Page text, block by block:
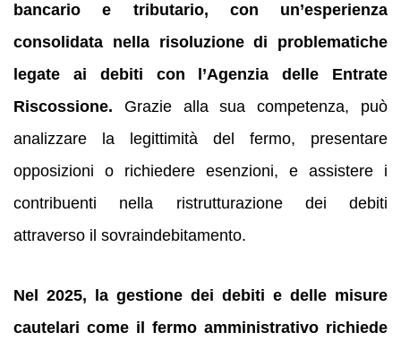
bancario e tributario, con un’esperienza
consolidata nella risoluzione di problematiche
legate ai debiti con l’Agenzia delle Entrate
Riscossione. Grazie alla sua competenza, può
analizzare la legittimità del fermo, presentare
opposizioni o richiedere esenzioni, e assistere i
contribuenti nella ristrutturazione dei debiti
attraverso il sovraindebitamento.
Nel 2025, la gestione dei debiti e delle misure
cautelari come il fermo amministrativo richiede